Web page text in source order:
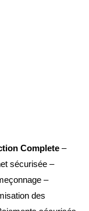
Complete –
sécurisée –
–
des